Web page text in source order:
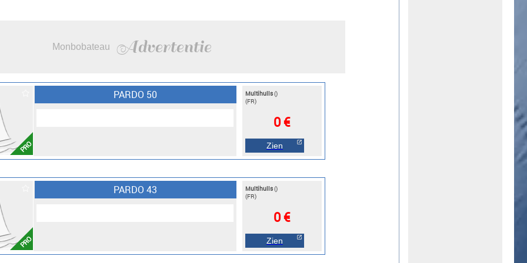
Monbobateau Advertentie
PRO
PARDO 50 Multihulls()
(FR)
0 €
Zien
PRO
PARDO 43 Multihulls()
(FR)
0 €
Zien